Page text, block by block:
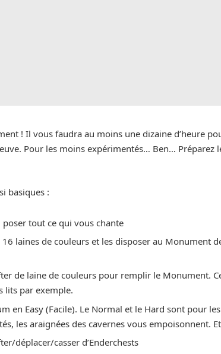
! Il vous faudra au moins une dizaine d’heure
Pour les moins expérimentés… Ben… Préparez
basiques :
poser tout ce qui vous chante
laines de couleurs et les disposer au Monument
de laine de couleurs pour remplir le Monument.
lits par exemple.
en Easy (Facile). Le Normal et le Hard sont pour
les araignées des cavernes vous empoisonnent.
déplacer/casser d’Enderchests